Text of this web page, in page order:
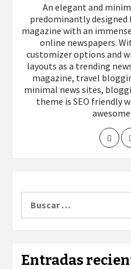
An elegant and
predominantly designed
magazine with an
online newspapers.
customizer options and
layouts as a trending
magazine, travel
minimal news sites,
theme is SEO friendly
Entradas